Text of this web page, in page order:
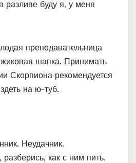
разливе буду я, у меня
преподавательница
шапка. Принимать
Скорпиона рекомендуется
на ю-туб.
Неудачник.
как с ним пить.